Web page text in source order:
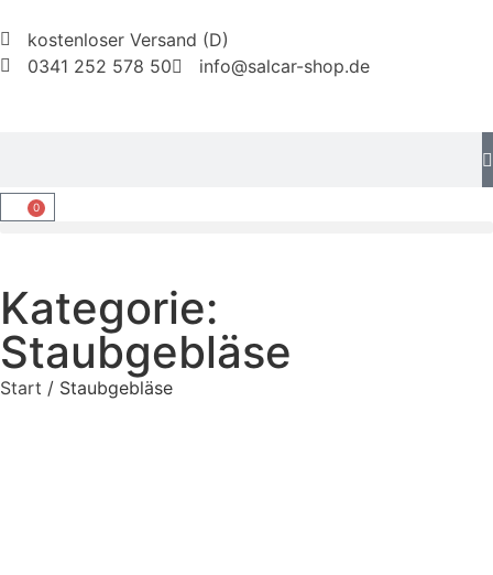
kostenloser Versand (D)
0341 252 578 50
info@salcar-shop.de
0
Kategorie:
Staubgebläse
Start / Staubgebläse